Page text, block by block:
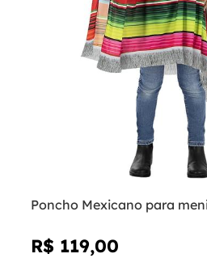
Poncho Mexicano para
R$ 119,00